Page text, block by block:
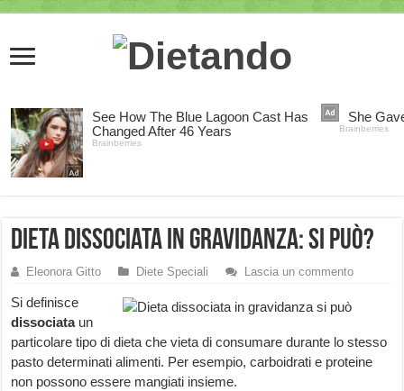
Dieta dissociata in gravidanza: si può?
Eleonora Gitto Diete Speciali Lascia un commento
Si definisce
dissociataun
particolare tipo di dieta che vieta di consumare durante lo stesso
pasto determinati alimenti. Per esempio, carboidrati e proteine
non possono essere mangiati insieme.